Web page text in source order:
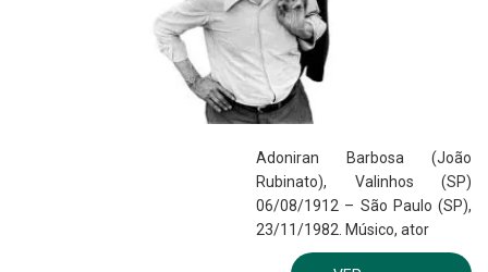
Adoniran Barbosa (João
Rubinato), Valinhos (SP)
06/08/1912 – São Paulo (SP),
23/11/1982. Músico, ator